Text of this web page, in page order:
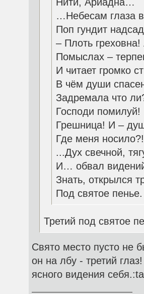
…Небесам глаза
Поп гундит
– Плоть
Помыслах –
И читает громко
В чём души
Задремала что
Господи помилуй!
Грешница! И –
Где меня носило?!
...Дух свечной,
И… обвал
Знать, открылся
Под святое пенье.
Третий под святое
Свято место пусто не
он на лбу - третий
ясного видения